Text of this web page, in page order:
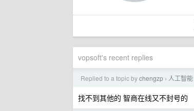
vopsoft's recent replies
Replied to a topic bychengzp › 人工智能
找不到其他的 智商在线又不封号的